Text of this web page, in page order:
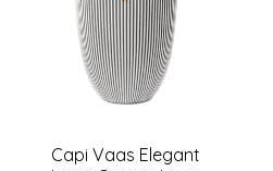
Capi Vaas Elegant